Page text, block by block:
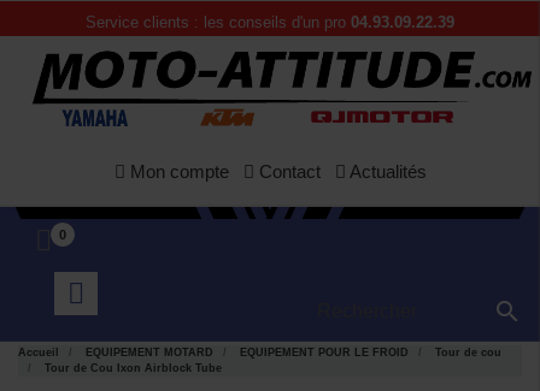
Service clients : les conseils d'un pro 04.93.09.22.39
Mon compte Contact Actualités
0

Accueil EQUIPEMENT MOTARD EQUIPEMENT POUR LE FROID
Tour de cou
Tour de Cou Ixon Airblock Tube